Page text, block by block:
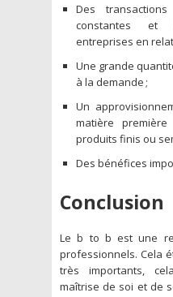
Des transactions
constantes et
entreprises en
Une grande
à la demande ;
Un
matière
produits finis ou
Des bénéfices
Conclusion
Le b to b est une
professionnels. Cela
très importants,
maîtrise de soi et de